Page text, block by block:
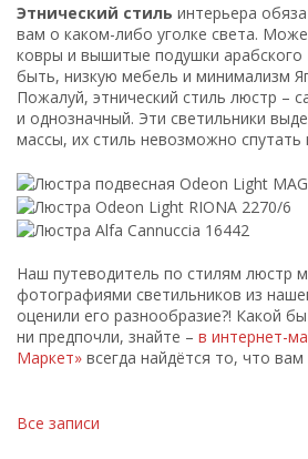
Этнический стиль интерьера
вам о каком-либо уголке света.
ковры и вышитые подушки
быть, низкую мебель и минимализм
Пожалуй, этнический стиль люстр –
и однозначный. Эти светильники
массы, их стиль невозможно спутать
Наш путеводитель по стилям люстр
фотографиями светильников из
оценили его разнообразие?! Какой
ни предпочли, знайте – в интернет-
Маркет» всегда найдётся то, что
Все записи